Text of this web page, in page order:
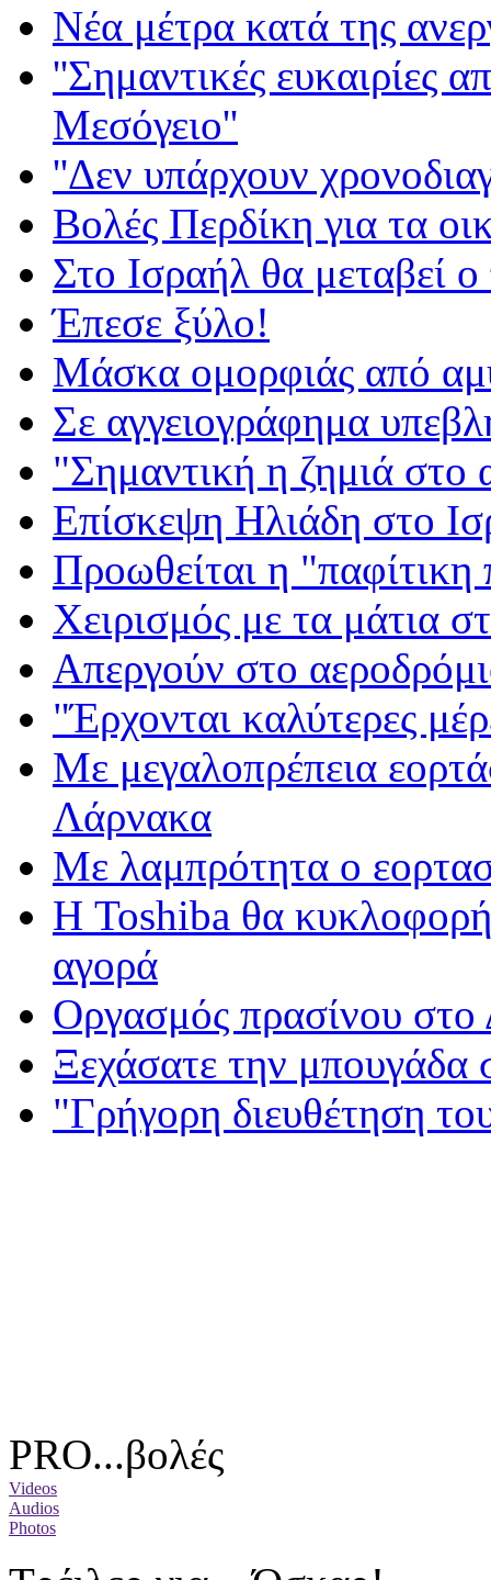
Νέα μέτρα κατά της
''Σημαντικές ευκαιρίες
Μεσόγειο''
''Δεν υπάρχουν
Βολές Περδίκη για τα
Στο Ισραήλ θα μεταβεί
Έπεσε ξύλο!
Μάσκα ομορφιάς από
Σε αγγειογράφημα
"Σημαντική η ζημιά
Επίσκεψη Ηλιάδη στο
Προωθείται η "παφίτικη
Χειρισμός με τα μάτια
Απεργούν στο
"Έρχονται καλύτερες
Με μεγαλοπρέπεια
Λάρνακα
Με λαμπρότητα ο
Η Toshiba θα
αγορά
Οργασμός πρασίνου
Ξεχάσατε την μπουγάδα
"Γρήγορη διευθέτηση
PRO...βολές
Videos
Audios
Photos